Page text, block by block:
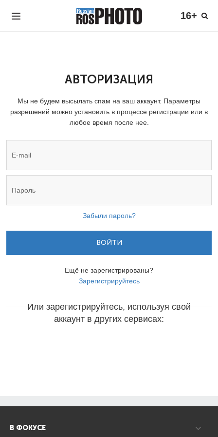
16+
АВТОРИЗАЦИЯ
Мы не будем высылать спам на ваш аккаунт. Параметры
разрешений можно установить в процессе регистрации или в
любое время после нее.
Забыли пароль?
ВОЙТИ
Ещё не зарегистрированы?
Зарегистрируйтесь
Или зарегистрируйтесь, используя свой
аккаунт в других сервисах:
В ФОКУСЕ